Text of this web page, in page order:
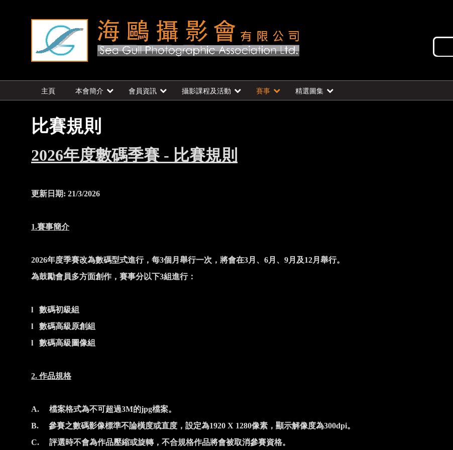
主頁 本會簡介 會員資訊 攝影課程及活動 賽事 精選圖集
比賽規則
2026年度數碼季賽- 比賽規則
更新日期: 21/3/2026
1.賽事簡介
2026年度季賽改為數碼型式進行，每3個月舉行一次，將會在3月、 6月、 9月及12月舉行。
為鼓勵會員多方面創作，賽事分以下3組進行：
l
數碼初級組
l
數碼高級原創組
l
數碼高級圖像組
2. 作品規格
A. 檔案格式為不可超過3M的jpg檔案。
B.
參賽之數碼影像標準不論橫度或直度，設定為1920 X 1280像素，顯示解像度為300dpi。
C.
評選時不會為作品壓縮或旋轉，不合規格作品將會被取消參賽資格。